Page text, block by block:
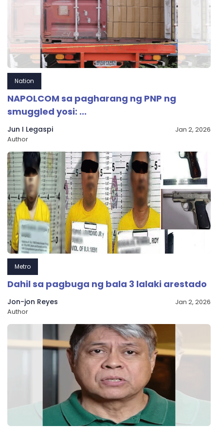
Nation
NAPOLCOM sa pagharang ng PNP ng
smuggled yosi: ...
Jun I Legaspi
Author
Jan 2, 2026
Metro
Dahil sa pagbuga ng bala 3 lalaki arestado
Jon-jon Reyes
Author
Jan 2, 2026